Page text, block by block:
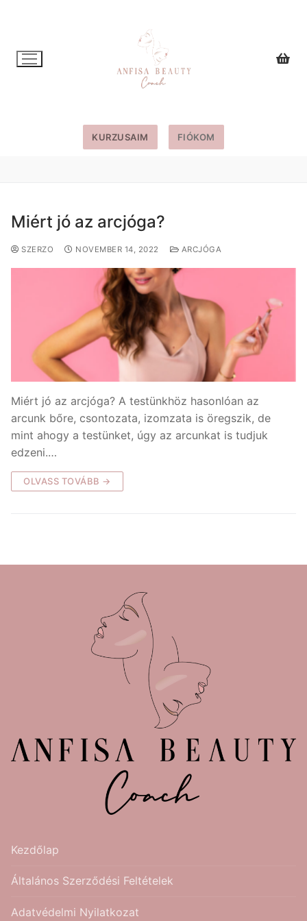
KURZUSAIM FIÓKOM
Miért jó az arcjóga?
SZERZO NOVEMBER 14, 2022 ARCJÓGA
Miért jó az arcjóga? A testünkhöz hasonlóan az
arcunk bőre, csontozata, izomzata is öregszik, de
mint ahogy a testünket, úgy az arcunkat is tudjuk
edzeni.…
OLVASS TOVÁBB →
Kezdőlap
Általános Szerződési Feltételek
Adatvédelmi Nyilatkozat